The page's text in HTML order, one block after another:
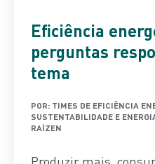
Eficiência
perguntas
tema
POR: TIMES DE EFICIÊNCIA
SUSTENTABILIDADE E
RAÍZEN